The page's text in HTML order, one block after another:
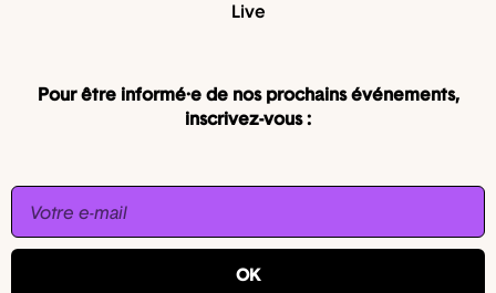
Live
Pour être informé·e de nos prochains événements,
inscrivez-vous :
OK